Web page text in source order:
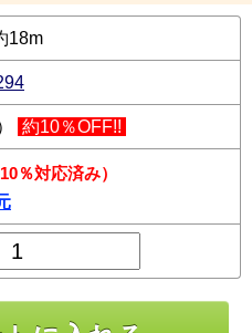
18m
約10％OFF!!
％対応済み）